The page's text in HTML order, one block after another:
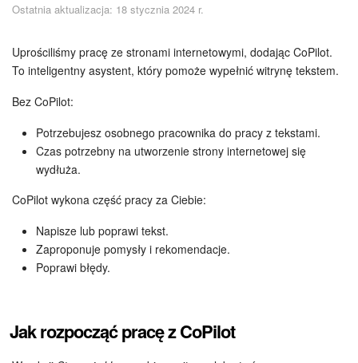
Bezpieczeństwo w Bitrix24
Rejestracja i autoryzacja
Zadania i projekty
CRM
Dysk
Kalendarz
Jak zacząć
Ostatnia aktualizacja: 18 stycznia 2024 r.
Uprościliśmy pracę ze stronami internetowymi, dodając CoPilot.
To inteligentny asystent, który pomoże wypełnić witrynę tekstem.
Bez CoPilot:
Potrzebujesz osobnego pracownika do pracy z tekstami.
Czas potrzebny na utworzenie strony internetowej się
wydłuża.
CoPilot wykona część pracy za Ciebie:
Napisze lub poprawi tekst.
Zaproponuje pomysły i rekomendacje.
Poprawi błędy.
Jak rozpocząć pracę z CoPilot